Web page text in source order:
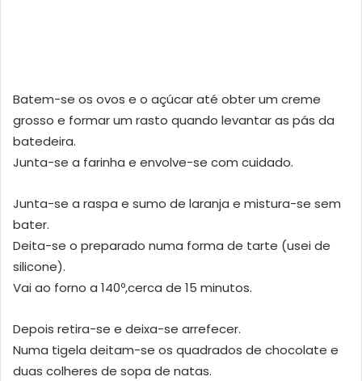
Batem-se os ovos e o açúcar até obter um creme
grosso e formar um rasto quando levantar as pás da
batedeira.
Junta-se a farinha e envolve-se com cuidado.
Junta-se a raspa e sumo de laranja e mistura-se sem
bater.
Deita-se o preparado numa forma de tarte (usei de
silicone).
Vai ao forno a 140º,cerca de 15 minutos.
Depois retira-se e deixa-se arrefecer.
Numa tigela deitam-se os quadrados de chocolate e
duas colheres de sopa de natas.